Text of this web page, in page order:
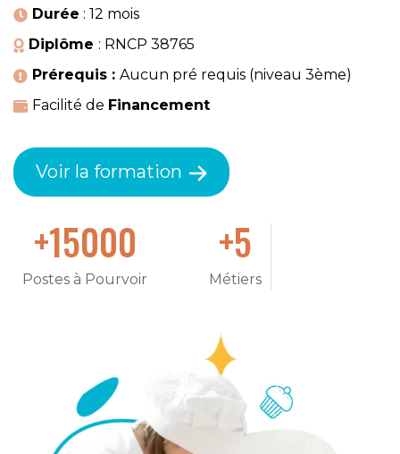
Durée : 12 mois
Diplôme : RNCP 38765
Prérequis : Aucun pré requis (niveau 3ème)
Facilité de Financement
Voir la formation
+7
Métiers
+15000
Postes à Pourvoir